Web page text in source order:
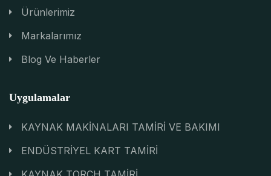
Ürünlerimiz
Markalarımız
Blog Ve Haberler
Uygulamalar
KAYNAK MAKİNALARI TAMİRİ VE BAKIMI
ENDÜSTRİYEL KART TAMİRİ